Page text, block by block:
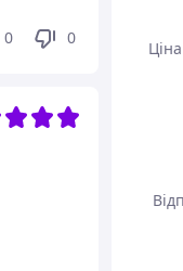
0 0